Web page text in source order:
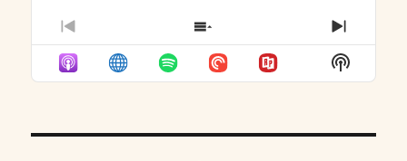
PREVIOUS
EPISODE
SHOW
EPISODES
LIST
NEXT
Show
Podcast